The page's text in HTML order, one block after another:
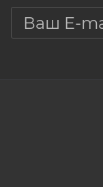
Нанести
очищенную,